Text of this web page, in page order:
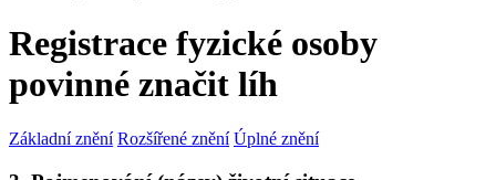
Registrace fyzické osoby
povinné značit líh
Základní znění Rozšířené znění Úplné znění